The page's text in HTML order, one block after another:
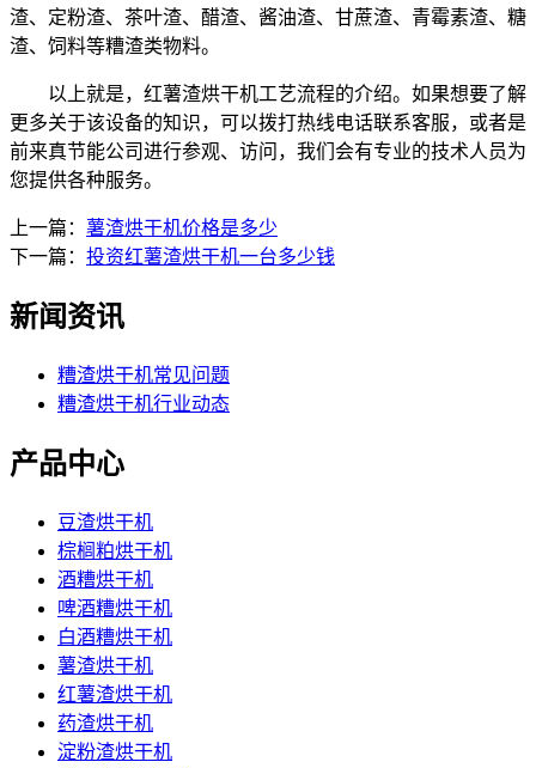
渣、定粉渣、茶叶渣、醋渣、酱油渣、甘蔗渣、青霉素渣、糖
渣、饲料等糟渣类物料。
以上就是，红薯渣烘干机工艺流程的介绍。如果想要了解
更多关于该设备的知识，可以拨打热线电话联系客服，或者是
前来真节能公司进行参观、访问，我们会有专业的技术人员为
您提供各种服务。
上一篇： 薯渣烘干机价格是多少
下一篇： 投资红薯渣烘干机一台多少钱
新闻资讯
糟渣烘干机常见问题
糟渣烘干机行业动态
产品中心
豆渣烘干机
棕榈粕烘干机
酒糟烘干机
啤酒糟烘干机
白酒糟烘干机
薯渣烘干机
红薯渣烘干机
药渣烘干机
淀粉渣烘干机